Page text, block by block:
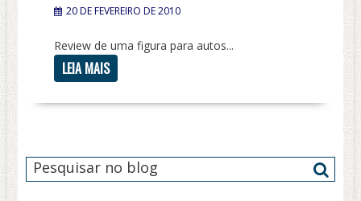
20 DE FEVEREIRO DE 2010
Review de uma figura para autos...
LEIA MAIS